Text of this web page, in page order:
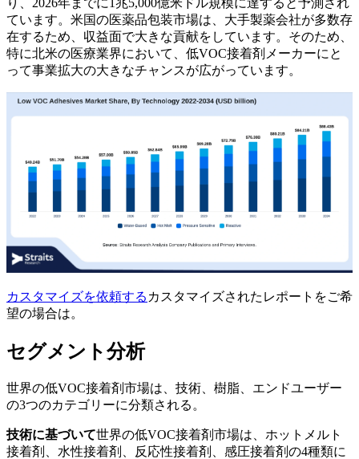
り、2026年までに1兆5,000億米ドル規模に達すると予測され
ています。米国の医薬品包装市場は、大手製薬会社が多数存
在するため、収益面で大きな貢献をしています。そのため、
特に北米の医療業界において、低VOC接着剤メーカーにと
って事業拡大の大きなチャンスが広がっています。
カスタマイズを依頼する カスタマイズされたレポートをご希
望の場合は。
セグメント分析
世界の低VOC接着剤市場は、技術、樹脂、エンドユーザー
の3つのカテゴリーに分類される。
技術に基づいて世界の低VOC接着剤市場は、ホットメルト
接着剤、水性接着剤、反応性接着剤、感圧接着剤の4種類に